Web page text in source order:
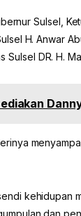
Sulsel,
H. Anwar
DR. H.
kehidupan